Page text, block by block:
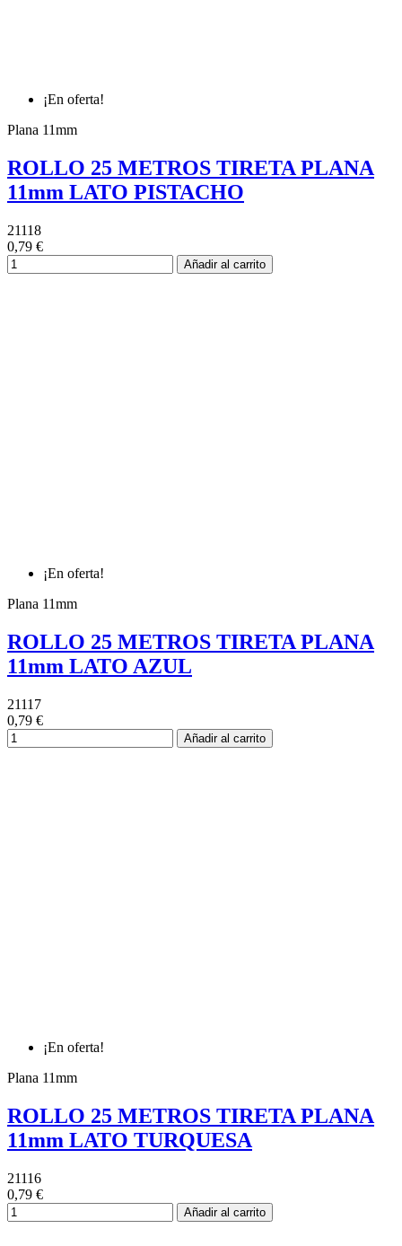
¡En oferta!
Plana 11mm
ROLLO 25 METROS TIRETA PLANA
11mm LATO PISTACHO
21118
0,79 €
Añadir al carrito
¡En oferta!
Plana 11mm
ROLLO 25 METROS TIRETA PLANA
11mm LATO AZUL
21117
0,79 €
Añadir al carrito
¡En oferta!
Plana 11mm
ROLLO 25 METROS TIRETA PLANA
11mm LATO TURQUESA
21116
0,79 €
Añadir al carrito